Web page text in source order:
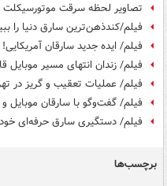
تصاویر لحظه سرقت موتورسیکلت
فیلم/کندذهن‌ترین سارق دنیا را
فیلم/ ایده جدید سارقان آمریکایی!
فیلم/ زندان انتهای مسیر موبایل‌
فیلم/ عملیات تعقیب و گریز در
فیلم/ گفت‌وگو با سارقان
فیلم/ دستگیری سارق حرفه‌ای
برچسب‌ها